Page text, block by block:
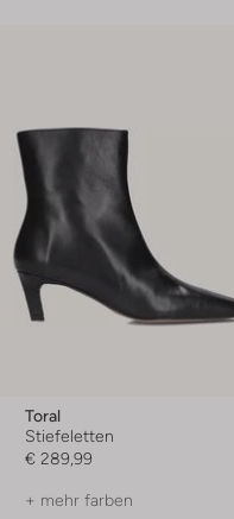
Toral
Stiefeletten
€ 289,99
+ mehr farben